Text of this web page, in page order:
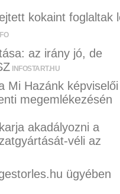
kokaint foglaltak
az irány jó, de
INFOSTART.HU
Mi Hazánk képviselői
megemlékezésén
akadályozni a
véli az
ügyében